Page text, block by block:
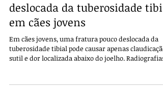
deslocada da tuberosidade
em cães jovens
Em cães jovens, uma fratura pouco deslocada da
tuberosidade tibial pode causar apenas claudicação
sutil e dor localizada abaixo do joelho. Radiografias
deslocamento.